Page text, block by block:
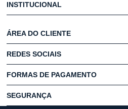
INSTITUCIONAL
ÁREA DO CLIENTE
REDES SOCIAIS
FORMAS DE PAGAMENTO
SEGURANÇA